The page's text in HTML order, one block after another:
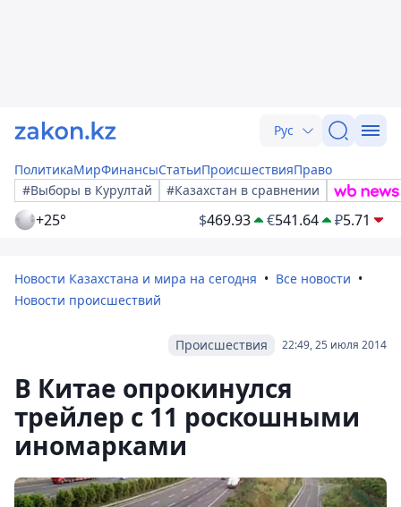
Рус
ПолитикаМирФинансыСтатьиПроисшествияПраво
#Выборы в Курултай
#Казахстан в сравнении
+25° $469.93 €541.64 ₽5.71
Новости Казахстана и мира на сегодня
Все новости
Новости происшествий
22:49, 25 июля 2014
Происшествия
В Китае опрокинулся
трейлер с 11 роскошными
иномарками